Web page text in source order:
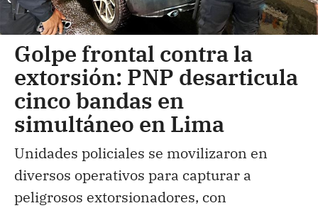
Golpe frontal contra la
extorsión: PNP desarticula
cinco bandas en
simultáneo en Lima
Unidades policiales se movilizaron en
diversos operativos para capturar a
peligrosos extorsionadores, con